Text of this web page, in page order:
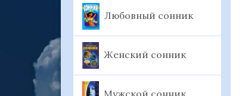
Любовный сонник
Женский сонник
Мужской сонник